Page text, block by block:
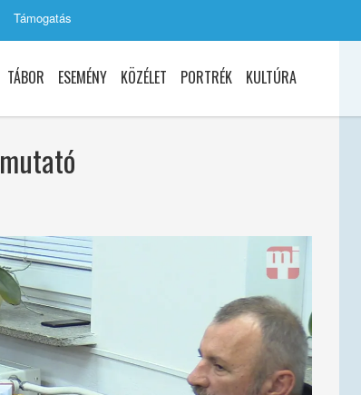
Támogatás
TÁBOR ESEMÉNY KÖZÉLET PORTRÉK KULTÚRA